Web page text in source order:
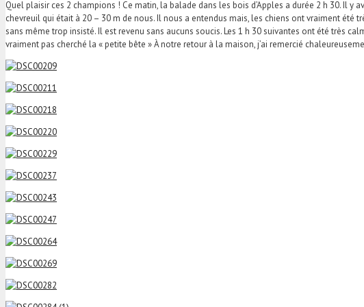
Quel plaisir ces 2 champions ! Ce matin, la balade dans les bois d’Apples a durée 2 h 30. Il
chevreuil qui était à 20 – 30 m de nous. Il nous a entendus mais, les chiens ont vraiment été
sans même trop insisté. Il est revenu sans aucuns soucis. Les 1 h 30 suivantes ont été très
vraiment pas cherché la « petite bête » À notre retour à la maison, j’ai remercié